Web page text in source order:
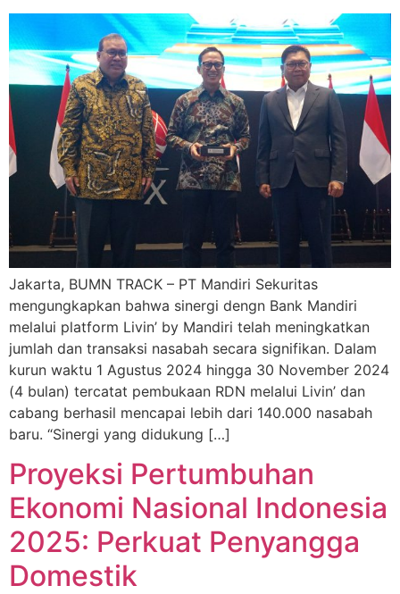
Jakarta, BUMN TRACK – PT Mandiri Sekuritas
mengungkapkan bahwa sinergi dengn Bank Mandiri
melalui platform Livin’ by Mandiri telah meningkatkan
jumlah dan transaksi nasabah secara signifikan. Dalam
kurun waktu 1 Agustus 2024 hingga 30 November 2024
(4 bulan) tercatat pembukaan RDN melalui Livin’ dan
cabang berhasil mencapai lebih dari 140.000 nasabah
baru. “Sinergi yang didukung […]
Proyeksi Pertumbuhan
Ekonomi Nasional Indonesia
2025: Perkuat Penyangga
Domestik